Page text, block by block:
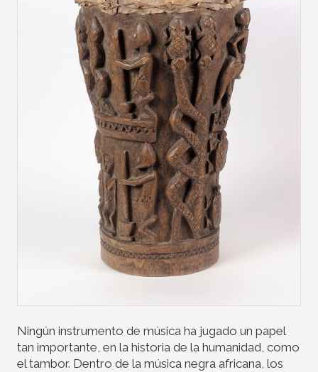
Ningún instrumento de música ha jugado un papel
tan importante, en la historia de la humanidad, como
el tambor. Dentro de la música negra africana, los